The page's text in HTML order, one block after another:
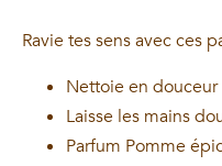
Ravie tes sens avec ces
Nettoie en
Laisse les mains
Parfum Pomme